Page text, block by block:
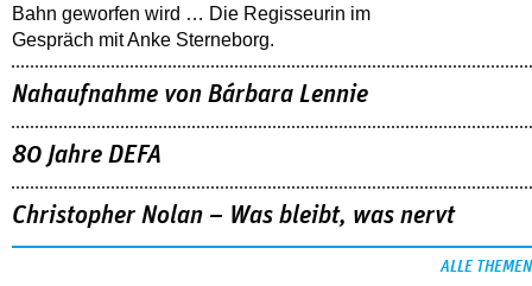
Bahn geworfen wird … Die Regisseurin im
Gespräch mit Anke Sterneborg.
Nahaufnahme von Bárbara Lennie
80 Jahre DEFA
Christopher Nolan – Was bleibt, was nervt
ALLE THEMEN